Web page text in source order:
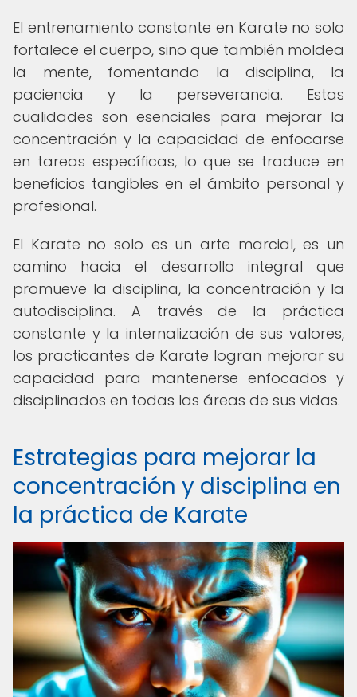
El entrenamiento constante en Karate no solo
fortalece el cuerpo, sino que también moldea
la mente, fomentando la disciplina, la
paciencia y la perseverancia. Estas
cualidades son esenciales para mejorar la
concentración y la capacidad de enfocarse
en tareas específicas, lo que se traduce en
beneficios tangibles en el ámbito personal y
profesional.
El Karate no solo es un arte marcial, es un
camino hacia el desarrollo integral que
promueve la disciplina, la concentración y la
autodisciplina. A través de la práctica
constante y la internalización de sus valores,
los practicantes de Karate logran mejorar su
capacidad para mantenerse enfocados y
disciplinados en todas las áreas de sus vidas.
Estrategias para mejorar la
concentración y disciplina en
la práctica de Karate